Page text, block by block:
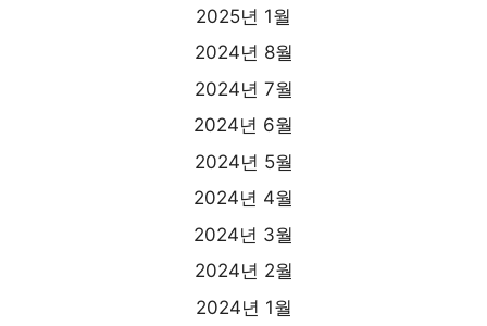
2025년 1월
2024년 8월
2024년 7월
2024년 6월
2024년 5월
2024년 4월
2024년 3월
2024년 2월
2024년 1월